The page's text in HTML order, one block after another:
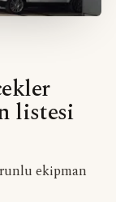
listesi
ekipman